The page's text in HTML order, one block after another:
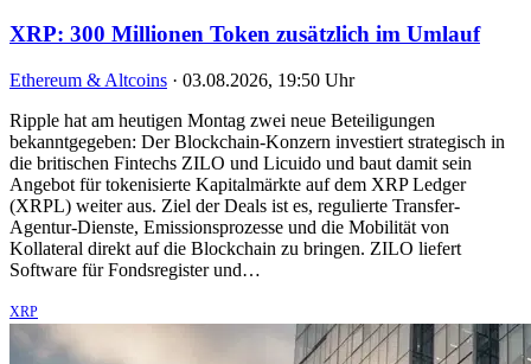
XRP: 300 Millionen Token zusätzlich im Umlauf
Ethereum & Altcoins · 03.08.2026, 19:50 Uhr
Ripple hat am heutigen Montag zwei neue Beteiligungen
bekanntgegeben: Der Blockchain-Konzern investiert strategisch in
die britischen Fintechs ZILO und Licuido und baut damit sein
Angebot für tokenisierte Kapitalmärkte auf dem XRP Ledger
(XRPL) weiter aus. Ziel der Deals ist es, regulierte Transfer-
Agentur-Dienste, Emissionsprozesse und die Mobilität von
Kollateral direkt auf die Blockchain zu bringen. ZILO liefert
Software für Fondsregister und…
XRP